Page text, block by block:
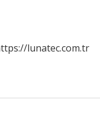
lunatec.com.tr